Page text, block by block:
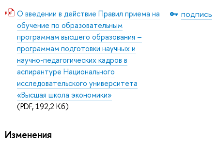
О введении в действие Правил приема на
обучение по образовательным
программам высшего образования –
программам подготовки научных и
научно-педагогических кадров в
аспирантуре Национального
исследовательского университета
«Высшая школа экономики»
(PDF, 192,2 Кб)
подпись
Изменения